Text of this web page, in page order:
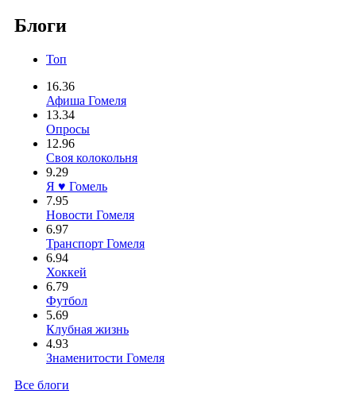
Блоги
Топ
16.36
Афиша Гомеля
13.34
Опросы
12.96
Своя колокольня
9.29
Я ♥ Гомель
7.95
Новости Гомеля
6.97
Транспорт Гомеля
6.94
Хоккей
6.79
Футбол
5.69
Клубная жизнь
4.93
Знаменитости Гомеля
Все блоги